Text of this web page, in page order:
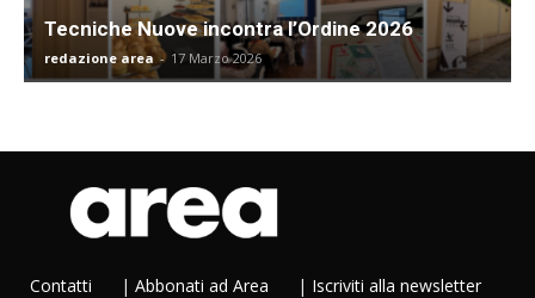
Tecniche Nuove incontra l’Ordine 2026
redazione area - 17 Marzo 2026
Contatti | Abbonati ad Area | Iscriviti alla newsletter